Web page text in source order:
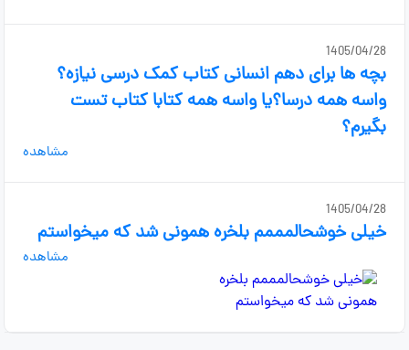
1405/04/28
بچه ها برای دهم انسانی کتاب کمک درسی نیازه؟
واسه همه درسا؟یا واسه همه کتابا کتاب تست
بگیرم؟
مشاهده
1405/04/28
خیلی خوشحالمممم بلخره همونی شد که میخواستم
مشاهده